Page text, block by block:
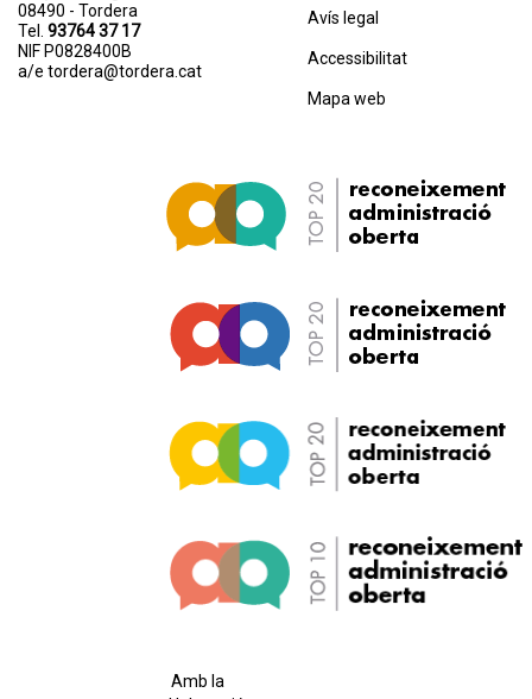
08490 - Tordera
Tel. 93764 37 17
NIF P0828400B
a/e tordera@tordera.cat
Avís legal
Accessibilitat
Mapa web
Amb la